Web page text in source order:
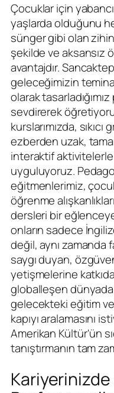
Çocuklar için
yaşlarda olduğunu
sünger gibi olan
şekilde ve aksansız
avantajdır.
geleceğimizin
olarak
sevdirerek
kurslarımızda,
ezberden uzak,
interaktif
uyguluyoruz.
eğitmenlerimiz,
öğrenme
dersleri bir
onların sadece
değil, aynı zamanda
saygı duyan,
yetişmelerine
globalleşen dünyada
gelecekteki eğitim ve
kapıyı aralamasını
Amerikan Kültür'ün
tanıştırmanın tam
Kariyerinizde